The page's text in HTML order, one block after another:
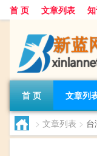
首 页 文章列表
首 页 文章列
> 文章列表 >